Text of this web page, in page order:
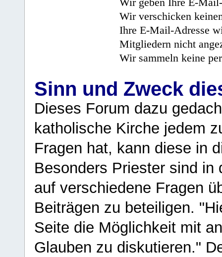
Wir geben Ihre E-
Wir verschicken
Ihre E-Mail-Adresse
Mitgliedern nicht
Wir sammeln keine
Sinn und Zweck
Dieses Forum dazu
katholische Kirche jedem
Fragen hat, kann diese in
Besonders Priester sind in
auf verschiedene Fragen
Beiträgen zu beteiligen.
Seite die Möglichkeit mit
Glauben zu diskutieren."